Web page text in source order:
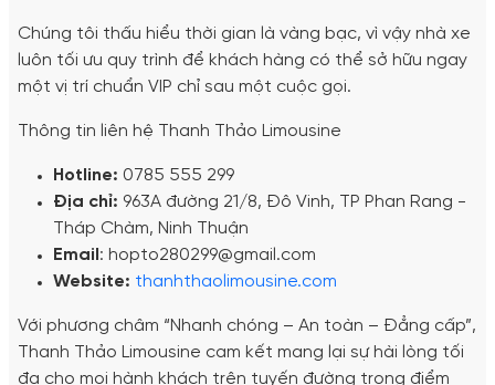
Chúng tôi thấu hiểu thời gian là vàng bạc, vì vậy nhà xe
luôn tối ưu quy trình để khách hàng có thể sở hữu ngay
một vị trí chuẩn VIP chỉ sau một cuộc gọi.
Thông tin liên hệ Thanh Thảo Limousine
Hotline: 0785 555 299
Địa chỉ: 963A đường 21/8, Đô Vinh, TP Phan Rang -
Tháp Chàm, Ninh Thuận
Email : hopto280299@gmail.com
Website: thanhthaolimousine.com
Với phương châm “Nhanh chóng – An toàn – Đẳng cấp”,
Thanh Thảo Limousine cam kết mang lại sự hài lòng tối
đa cho mọi hành khách trên tuyến đường trọng điểm